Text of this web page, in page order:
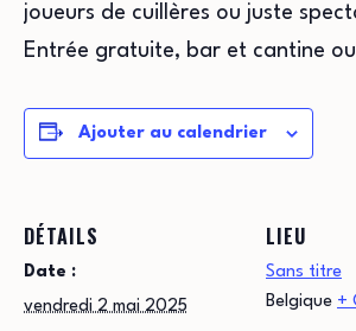
joueurs de cuillères ou juste
Entrée gratuite, bar et cantine
Ajouter au calendrier
DÉTAILS
Date :
vendredi 2 mai 2025
LIEU
Sans titre
Belgique +